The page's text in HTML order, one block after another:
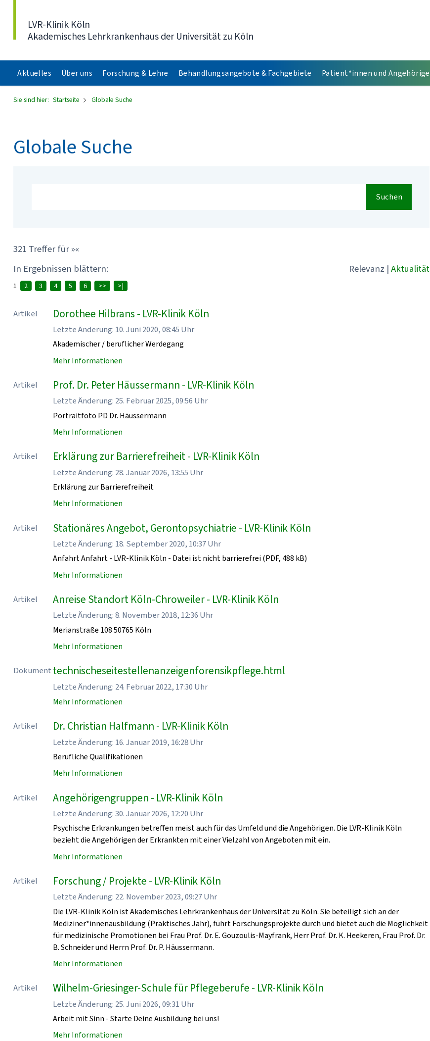
LVR-Klinik Köln
Akademisches Lehrkrankenhaus der Universität zu Köln
Aktuelles Über uns Forschung & Lehre Behandlungsangebote & Fachgebiete Patient*innen und Angehörige
Sie sind hier: Startseite Globale Suche
Globale Suche
Suchen
321 Treffer für »«
In Ergebnissen blättern:
Relevanz | Aktualität
1 2 3 4 5 6 >> >|
Artikel Dorothee Hilbrans - LVR-Klinik Köln
Letzte Änderung: 10. Juni 2020, 08:45 Uhr
Akademischer / beruflicher Werdegang
Mehr Informationen
Artikel Prof. Dr. Peter Häussermann - LVR-Klinik Köln
Letzte Änderung: 25. Februar 2025, 09:56 Uhr
Portraitfoto PD Dr. Häussermann
Mehr Informationen
Artikel Erklärung zur Barrierefreiheit - LVR-Klinik Köln
Letzte Änderung: 28. Januar 2026, 13:55 Uhr
Erklärung zur Barrierefreiheit
Mehr Informationen
Artikel Stationäres Angebot, Gerontopsychiatrie - LVR-Klinik Köln
Letzte Änderung: 18. September 2020, 10:37 Uhr
Anfahrt Anfahrt - LVR-Klinik Köln - Datei ist nicht barrierefrei (PDF, 488 kB)
Mehr Informationen
Artikel Anreise Standort Köln-Chroweiler - LVR-Klinik Köln
Letzte Änderung: 8. November 2018, 12:36 Uhr
Merianstraße 108 50765 Köln
Mehr Informationen
Dokument technischeseitestellenanzeigenforensikpflege.html
Letzte Änderung: 24. Februar 2022, 17:30 Uhr
Mehr Informationen
Artikel Dr. Christian Halfmann - LVR-Klinik Köln
Letzte Änderung: 16. Januar 2019, 16:28 Uhr
Berufliche Qualifikationen
Mehr Informationen
Artikel Angehörigengruppen - LVR-Klinik Köln
Letzte Änderung: 30. Januar 2026, 12:20 Uhr
Psychische Erkrankungen betreffen meist auch für das Umfeld und die Angehörigen. Die LVR-Klinik Köln
bezieht die Angehörigen der Erkrankten mit einer Vielzahl von Angeboten mit ein.
Mehr Informationen
Artikel Forschung / Projekte - LVR-Klinik Köln
Letzte Änderung: 22. November 2023, 09:27 Uhr
Die LVR-Klinik Köln ist Akademisches Lehrkrankenhaus der Universität zu Köln. Sie beteiligt sich an der
Mediziner*innenausbildung (Praktisches Jahr), führt Forschungsprojekte durch und bietet auch die Möglichkeit
für medizinische Promotionen bei Frau Prof. Dr. E. Gouzoulis-Mayfrank, Herr Prof. Dr. K. Heekeren, Frau Prof. Dr.
B. Schneider und Herrn Prof. Dr. P. Häussermann.
Mehr Informationen
Artikel Wilhelm-Griesinger-Schule für Pflegeberufe - LVR-Klinik Köln
Letzte Änderung: 25. Juni 2026, 09:31 Uhr
Arbeit mit Sinn - Starte Deine Ausbildung bei uns!
Mehr Informationen